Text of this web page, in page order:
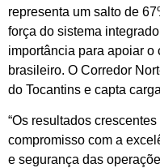
representa um salto de
força do sistema
importância para apoiar
brasileiro. O Corredor
do Tocantins e capta
“Os resultados
compromisso com a
e segurança das